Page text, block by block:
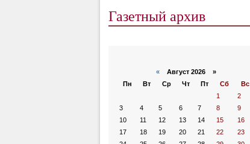
Газетный архив
« Август 2026 »
Пн
Вт Ср Чт Пт Сб
Вс
1
2
3
4 5 6 7 8
9
10
11 12 13 14 15
16
17
18 19 20 21 22
23